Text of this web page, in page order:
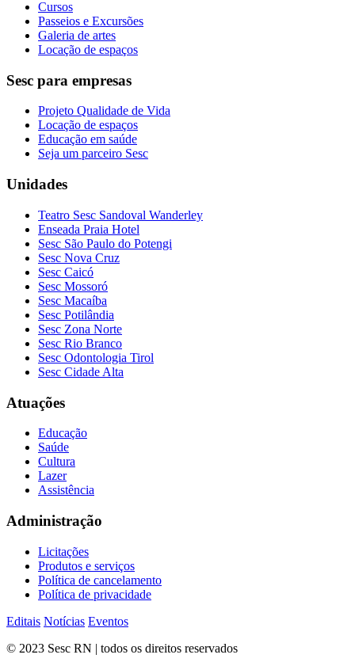
Cursos
Passeios e Excursões
Galeria de artes
Locação de espaços
Sesc para empresas
Projeto Qualidade de Vida
Locação de espaços
Educação em saúde
Seja um parceiro Sesc
Unidades
Teatro Sesc Sandoval Wanderley
Enseada Praia Hotel
Sesc São Paulo do Potengi
Sesc Nova Cruz
Sesc Caicó
Sesc Mossoró
Sesc Macaíba
Sesc Potilândia
Sesc Zona Norte
Sesc Rio Branco
Sesc Odontologia Tirol
Sesc Cidade Alta
Atuações
Educação
Saúde
Cultura
Lazer
Assistência
Administração
Licitações
Produtos e serviços
Política de cancelamento
Política de privacidade
Editais Notícias Eventos
© 2023 Sesc RN | todos os direitos reservados